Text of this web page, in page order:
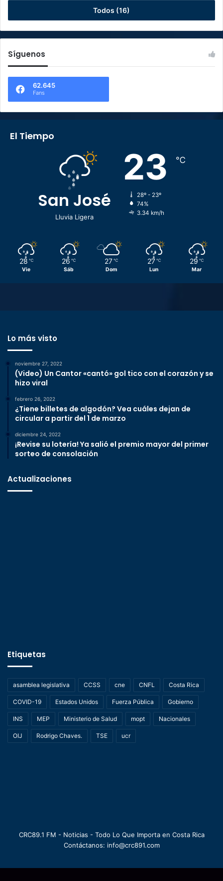
Todos (16)
Síguenos
62.645
Fans
El Tiempo
San José
Lluvia Ligera
23 ℃
28º - 23º
74%
3.34 km/h
28 ℃
Vie
26 ℃
Sáb
27 ℃
Dom
27 ℃
Lun
29 ℃
Mar
Lo más visto
noviembre 27, 2022
(Video) Un Cantor «cantó» gol tico con el corazón y se
hizo viral
febrero 26, 2022
¿Tiene billetes de algodón? Vea cuáles dejan de
circular a partir del 1 de marzo
diciembre 24, 2022
¡Revise su lotería! Ya salió el premio mayor del primer
sorteo de consolación
Actualizaciones
Etiquetas
asamblea legislativa CCSS cne CNFL Costa Rica
COVID-19 Estados Unidos Fuerza Pública Gobierno
INS MEP Ministerio de Salud mopt Nacionales
OIJ Rodrigo Chaves. TSE ucr
CRC89.1 FM - Noticias - Todo Lo Que Importa en Costa Rica
Contáctanos: info@crc891.com